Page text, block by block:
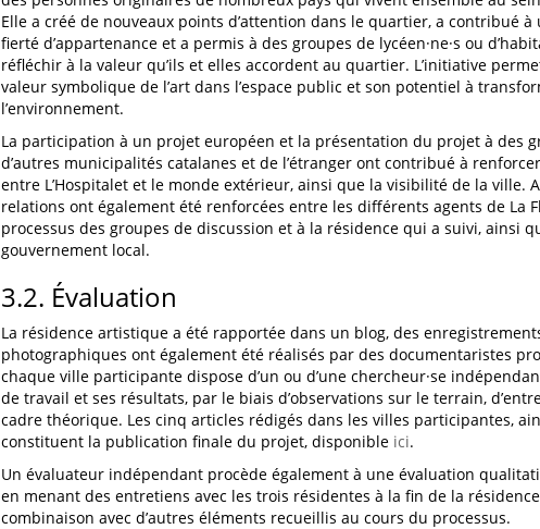
Elle a créé de nouveaux points d’attention dans le quartier, a contribué
fierté d’appartenance et a permis à des groupes de lycéen·ne·s ou
réfléchir à la valeur qu’ils et elles accordent au quartier. L’initiative
valeur symbolique de l’art dans l’espace public et son potentiel à
l’environnement.
La participation à un projet européen et la présentation du projet à des
d’autres municipalités catalanes et de l’étranger ont contribué à
entre L’Hospitalet et le monde extérieur, ainsi que la visibilité de la ville.
relations ont également été renforcées entre les différents agents de La
processus des groupes de discussion et à la résidence qui a suivi, ainsi
gouvernement local.
3.2. Évaluation
La résidence artistique a été rapportée dans un blog, des
photographiques ont également été réalisés par des documentaristes
chaque ville participante dispose d’un ou d’une chercheur·se
de travail et ses résultats, par le biais d’observations sur le terrain,
cadre théorique. Les cinq articles rédigés dans les villes participantes,
constituent la publication finale du projet, disponible ici.
Un évaluateur indépendant procède également à une évaluation
en menant des entretiens avec les trois résidentes à la fin de la
combinaison avec d’autres éléments recueillis au cours du processus.